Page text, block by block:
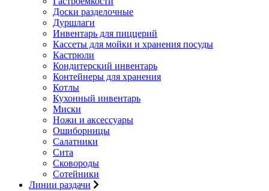
Доски разделочные
Дуршлаги
Инвентарь для пиццерий
Кассеты для мойки и хранения посуды
Кастрюли
Кондитерский инвентарь
Контейнеры для хранения
Котлы
Кухонный инвентарь
Миски
Ножи и аксессуары
Ошиборницы
Салатники
Сита
Сковороды
Сотейники
Линии раздачи